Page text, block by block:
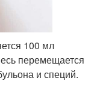
100 мл
перемещается
и специй.